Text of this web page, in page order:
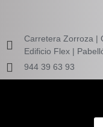
Carretera Zorroza |
Edificio Flex |
944 39 63 93